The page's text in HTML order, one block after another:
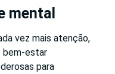
mental
vez mais atenção,
bem-estar
para